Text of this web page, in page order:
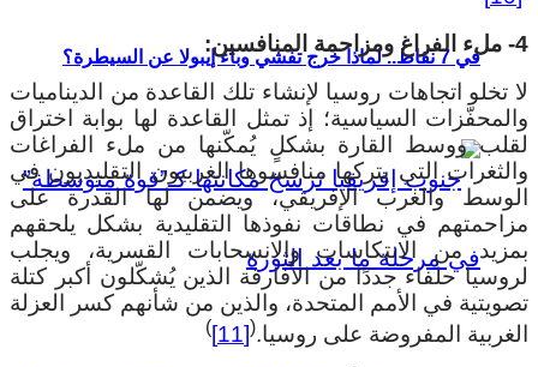
في 7 نقاط.. لماذا خرج تفشي وباء إيبولا عن السيطرة؟
تخلو اتجاهات روسيا لإنشاء تلك القاعدة من الديناميات
السياسية؛ إذ تمثل القاعدة لها بوابة اختراق
ووسط القارة بشكلٍ يُمكّنها من ملء الفراغات
التي يتركها منافسوها الغربيون التقليديون في
والغرب الإفريقي، ويضمن لها القدرة على
في نطاقات نفوذها التقليدية بشكل يلحقهم
من الانتكاسات والانسحابات القسرية، ويجلب
حلفاء جددًا من الأفارقة الذين يُشكّلون أكبر كتلة
في الأمم المتحدة، والذين من شأنهم كسر العزلة
المفروضة على روسيا. [11]
)